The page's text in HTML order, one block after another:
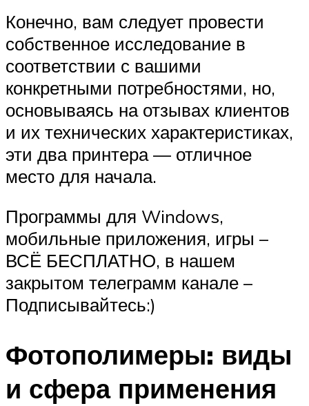
Конечно, вам следует провести
собственное исследование в
соответствии с вашими
конкретными потребностями, но,
основываясь на отзывах клиентов
и их технических характеристиках,
эти два принтера — отличное
место для начала.
Программы для Windows,
мобильные приложения, игры –
ВСЁ БЕСПЛАТНО, в нашем
закрытом телеграмм канале –
Подписывайтесь:)
Фотополимеры: виды
и сфера применения